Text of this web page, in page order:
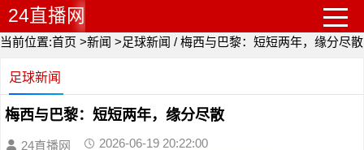
24直播网
当前位置:首页 >新闻 >足球新闻 / 梅西与巴黎：短短两年，缘分尽散
足球新闻
梅西与巴黎：短短两年，缘分尽散
24直播网 2026-06-19 20:22:00